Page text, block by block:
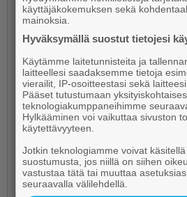
Mitä mieltä olet bingosta?
Tykkään, todella mukavaa
käyttäjäkokemuksen sekä
mainoksia.
Hyväksymällä suostut tietojesi
Käytämme laitetunnisteita ja
laitteellesi saadaksemme tietoja
vierailit, IP-osoitteestasi sekä
Pääset tutustumaan
teknologiakumppaneihimme
Hylkääminen voi vaikuttaa sivuston
käytettävyyteen.
Jotkin teknologiamme voivat
suostumusta, jos niillä on siihen
vastustaa tätä tai muuttaa
seuraavalla välilehdellä.